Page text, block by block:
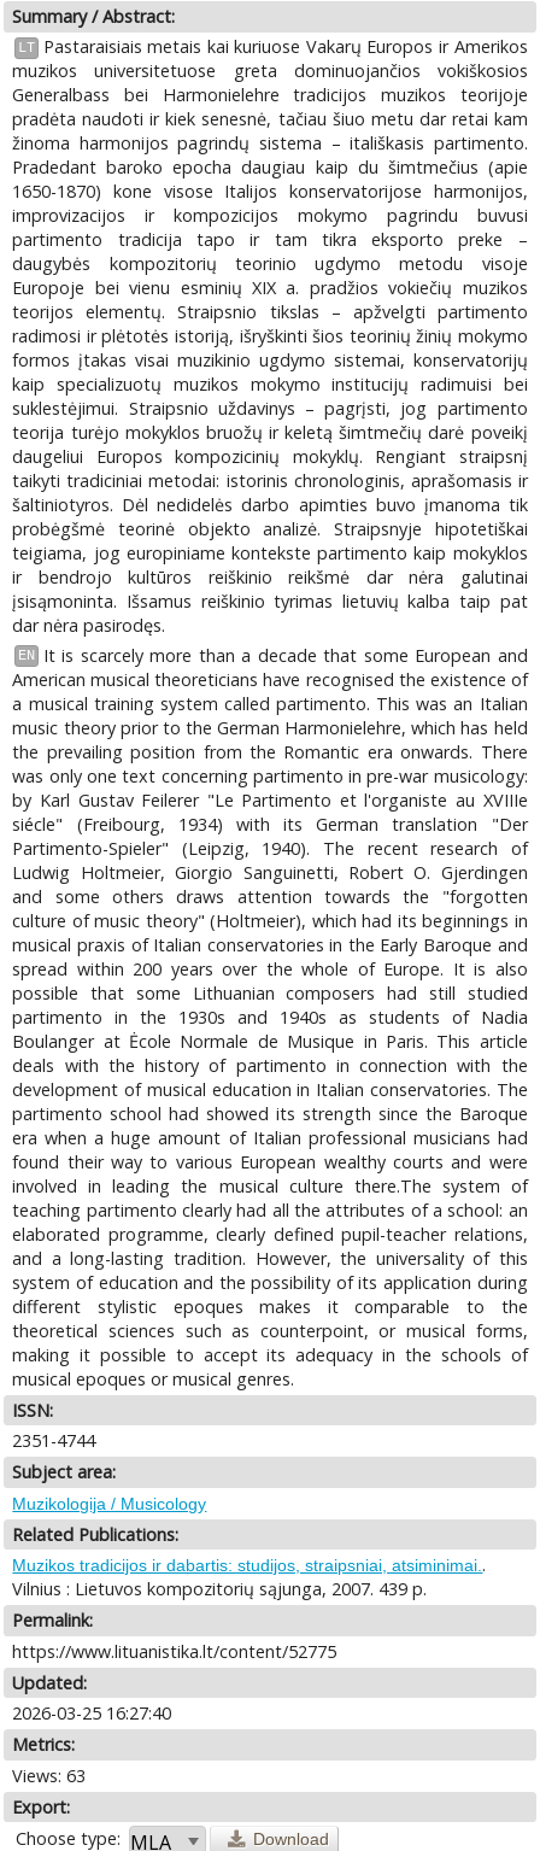
Summary / Abstract:
LT
Pastaraisiais metais kai kuriuose Vakarų Europos ir Amerikos
muzikos universitetuose greta dominuojančios vokiškosios
Generalbass bei Harmonielehre tradicijos muzikos teorijoje
pradėta naudoti ir kiek senesnė, tačiau šiuo metu dar retai kam
žinoma harmonijos pagrindų sistema – itališkasis partimento.
Pradedant baroko epocha daugiau kaip du šimtmečius (apie
1650-1870) kone visose Italijos konservatorijose harmonijos,
improvizacijos ir kompozicijos mokymo pagrindu buvusi
partimento tradicija tapo ir tam tikra eksporto preke –
daugybės kompozitorių teorinio ugdymo metodu visoje
Europoje bei vienu esminių XIX a. pradžios vokiečių muzikos
teorijos elementų. Straipsnio tikslas – apžvelgti partimento
radimosi ir plėtotės istoriją, išryškinti šios teorinių žinių mokymo
formos įtakas visai muzikinio ugdymo sistemai, konservatorijų
kaip specializuotų muzikos mokymo institucijų radimuisi bei
suklestėjimui. Straipsnio uždavinys – pagrįsti, jog partimento
teorija turėjo mokyklos bruožų ir keletą šimtmečių darė poveikį
daugeliui Europos kompozicinių mokyklų. Rengiant straipsnį
taikyti tradiciniai metodai: istorinis chronologinis, aprašomasis ir
šaltiniotyros. Dėl nedidelės darbo apimties buvo įmanoma tik
probėgšmė teorinė objekto analizė. Straipsnyje hipotetiškai
teigiama, jog europiniame kontekste partimento kaip mokyklos
ir bendrojo kultūros reiškinio reikšmė dar nėra galutinai
įsisąmoninta. Išsamus reiškinio tyrimas lietuvių kalba taip pat
dar nėra pasirodęs.
EN
It is scarcely more than a decade that some European and
American musical theoreticians have recognised the existence of
a musical training system called partimento. This was an Italian
music theory prior to the German Harmonielehre, which has held
the prevailing position from the Romantic era onwards. There
was only one text concerning partimento in pre-war musicology:
by Karl Gustav Feilerer "Le Partimento et l'organiste au XVIIIe
siécle" (Freibourg, 1934) with its German translation "Der
Partimento-Spieler" (Leipzig, 1940). The recent research of
Ludwig Holtmeier, Giorgio Sanguinetti, Robert O. Gjerdingen
and some others draws attention towards the "forgotten
culture of music theory" (Holtmeier), which had its beginnings in
musical praxis of Italian conservatories in the Early Baroque and
spread within 200 years over the whole of Europe. It is also
possible that some Lithuanian composers had still studied
partimento in the 1930s and 1940s as students of Nadia
Boulanger at Ėcole Normale de Musique in Paris. This article
deals with the history of partimento in connection with the
development of musical education in Italian conservatories. The
partimento school had showed its strength since the Baroque
era when a huge amount of Italian professional musicians had
found their way to various European wealthy courts and were
involved in leading the musical culture there.The system of
teaching partimento clearly had all the attributes of a school: an
elaborated programme, clearly defined pupil-teacher relations,
and a long-lasting tradition. However, the universality of this
system of education and the possibility of its application during
different stylistic epoques makes it comparable to the
theoretical sciences such as counterpoint, or musical forms,
making it possible to accept its adequacy in the schools of
musical epoques or musical genres.
ISSN:
2351-4744
Subject area:
Muzikologija / Musicology
Related Publications:
Muzikos tradicijos ir dabartis: studijos, straipsniai, atsiminimai..
Vilnius : Lietuvos kompozitorių sąjunga, 2007. 439 p.
Permalink:
https://www.lituanistika.lt/content/52775
Updated:
2026-03-25 16:27:40
Metrics:
Views: 63
Export:
Choose type:
Download